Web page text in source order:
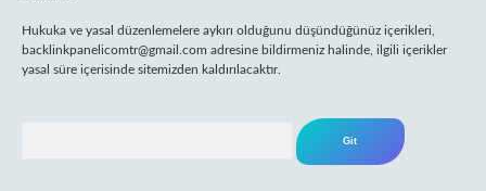
Hukuka ve yasal düzenlemelere aykırı olduğunu düşündüğünüz içerikleri,
backlinkpanelicomtr@gmail.com adresine bildirmeniz halinde, ilgili içerikler
yasal süre içerisinde sitemizden kaldırılacaktır.